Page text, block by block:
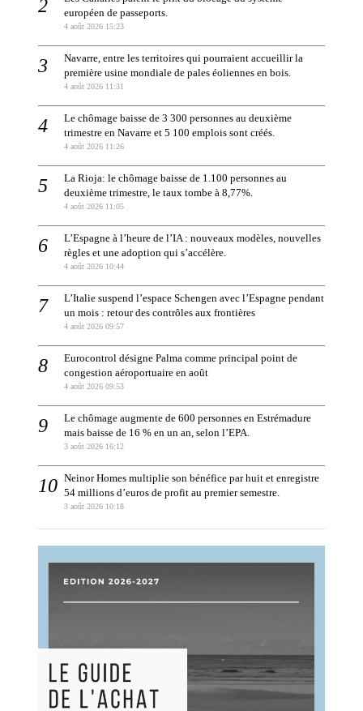
européen de passeports.
4 août 2026 15:23
Navarre, entre les territoires qui pourraient accueillir la
première usine mondiale de pales éoliennes en bois.
4 août 2026 11:31
Le chômage baisse de 3 300 personnes au deuxième
trimestre en Navarre et 5 100 emplois sont créés.
4 août 2026 11:26
La Rioja: le chômage baisse de 1.100 personnes au
deuxième trimestre, le taux tombe à 8,77%.
4 août 2026 11:05
L’Espagne à l’heure de l’IA : nouveaux modèles, nouvelles
règles et une adoption qui s’accélère.
4 août 2026 10:44
L’Italie suspend l’espace Schengen avec l’Espagne pendant
un mois : retour des contrôles aux frontières
4 août 2026 09:57
Eurocontrol désigne Palma comme principal point de
congestion aéroportuaire en août
4 août 2026 09:53
Le chômage augmente de 600 personnes en Estrémadure
mais baisse de 16 % en un an, selon l’EPA.
3 août 2026 16:12
Neinor Homes multiplie son bénéfice par huit et enregistre
54 millions d’euros de profit au premier semestre.
3 août 2026 10:18